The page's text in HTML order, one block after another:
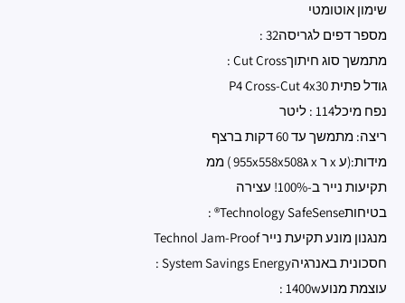
שימון אוטומטי
מספר דפים לגריסה32 :
מתמשך סוג חיתוךCut Cross :
גודל פתית P4 Cross-Cut 4x30
נפח מיכל114 : ליטר
ריצה: מתמשך עד 60 דקות ברצף
מידות:(ע x ר x ג955x558x508 ) ממ
תקיעות נייר ב-100%! עצירה
בטיחותTechnology SafeSense® :
מנגנון מונע תקיעת נייר Technol Jam-Proof
חסכונית באנרגיהSystem Savings Energy :
עוצמת מנוע1400w :